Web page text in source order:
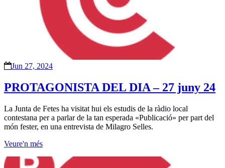
Jun 27, 2024
PROTAGONISTA DEL DIA – 27 juny 24
La Junta de Fetes ha visitat hui els estudis de la ràdio local
contestana per a parlar de la tan esperada «Publicació» per part del
món fester, en una entrevista de Milagro Selles.
Veure'n més